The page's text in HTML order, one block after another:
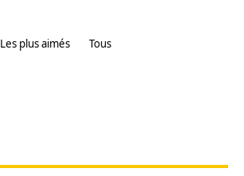
Les plus aimés Tous